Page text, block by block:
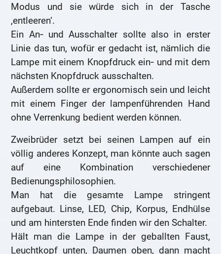
Modus und sie würde sich in der Tasche
‚entleeren‘.
Ein An‑ und Ausschalter sollte also in erster
Linie das tun, wofür er gedacht ist, nämlich die
Lampe mit einem Knopfdruck ein‑ und mit dem
nächsten Knopfdruck ausschalten.
Außerdem sollte er ergonomisch sein und leicht
mit einem Finger der lampenführenden Hand
ohne Verrenkung bedient werden können.
Zweibrüder setzt bei seinen Lampen auf ein
völlig anderes Konzept, man könnte auch sagen
auf eine Kombination verschiedener
Bedienungsphilosophien.
Man hat die gesamte Lampe stringent
aufgebaut. Linse, LED, Chip, Korpus, Endhülse
und am hintersten Ende finden wir den Schalter.
Hält man die Lampe in der geballten Faust,
Leuchtkopf unten, Daumen oben, dann macht